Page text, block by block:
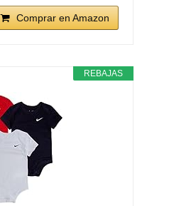
Comprar en Amazon
REBAJAS